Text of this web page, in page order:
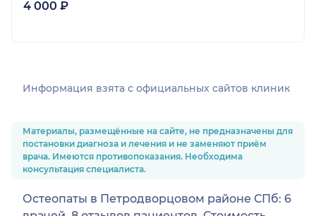
4 000 ₽
Информация взята c официальных сайтов клиник
Материалы, размещённые на сайте, не предназначены для
постановки диагноза и лечения и не заменяют приём
врача. Имеются противопоказания. Необходима
консультация специалиста.
Остеопаты в Петродворцовом районе СПб: 6